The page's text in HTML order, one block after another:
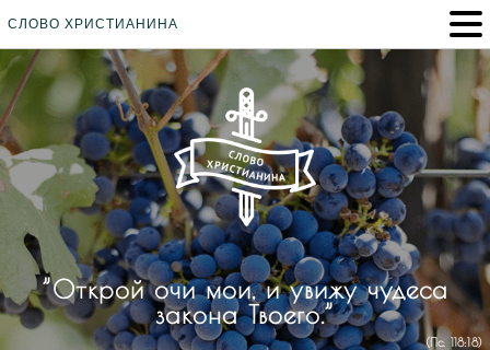
”Открой очи мои, и увижу чудеса
закона Твоего.”
(Пс. 118:18)
СЛОВО ХРИСТИАНИНА